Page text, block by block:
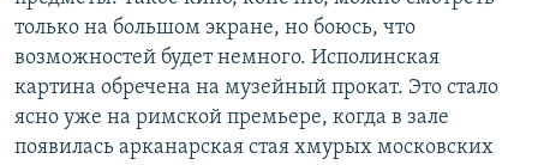
только на большом экране, но боюсь, что
возможностей будет немного. Исполинская
картина обречена на музейный прокат. Это стало
ясно уже на римской премьере, когда в зале
появилась арканарская стая хмурых московских